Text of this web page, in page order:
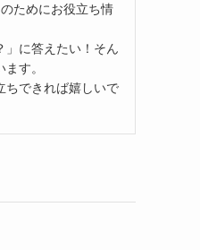
ためにお役立ち情
」に答えたい！そん
す。
ちできれば嬉しいで